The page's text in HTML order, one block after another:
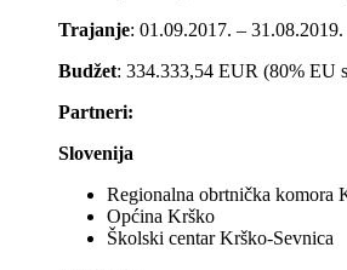
Trajanje: 01.09.2017. – 31.08.2019.
Budžet: 334.333,54 EUR (80% EU
Partneri:
Slovenija
Regionalna obrtnička komora
Općina Krško
Školski centar Krško-Sevnica